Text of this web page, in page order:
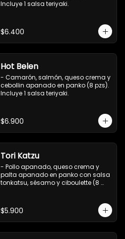
Incluye 1 salsa teriyaki.
$6.400
Hot Belen
- Camarón, salmón, queso crema y
cebollin apanado en panko (8 pzs).
Incluye 1 salsa teriyaki.
$6.900
Tori Katzu
- Pollo apanado, queso crema y
palta apanado en panko con salsa
tonkatsu, sésamo y ciboulette (8
$5.900